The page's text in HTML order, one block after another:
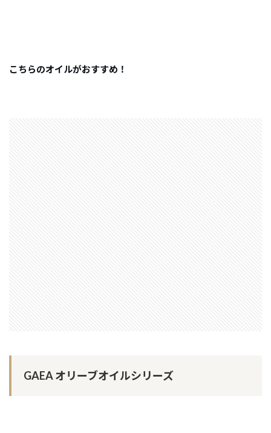
こちらのオイルがおすすめ！
GAEA オリーブオイルシリーズ